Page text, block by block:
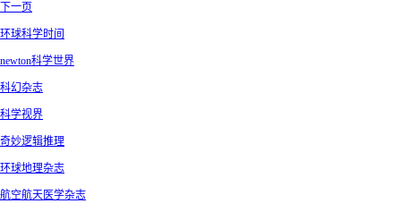
下一页
环球科学时间
newton科学世界
科幻杂志
科学视界
奇妙逻辑推理
环球地理杂志
航空航天医学杂志